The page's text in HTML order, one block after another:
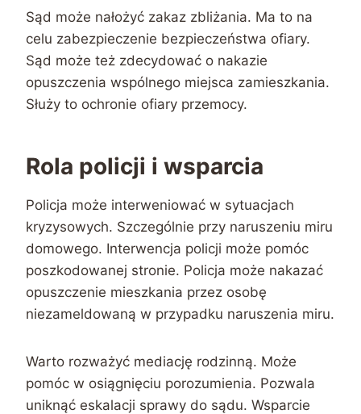
Sąd może nałożyć zakaz zbliżania. Ma to na
celu zabezpieczenie bezpieczeństwa ofiary.
Sąd może też zdecydować o nakazie
opuszczenia wspólnego miejsca zamieszkania.
Służy to ochronie ofiary przemocy.
Rola policji i wsparcia
Policja może interweniować w sytuacjach
kryzysowych. Szczególnie przy naruszeniu miru
domowego. Interwencja policji może pomóc
poszkodowanej stronie. Policja może nakazać
opuszczenie mieszkania przez osobę
niezameldowaną w przypadku naruszenia miru.
Warto rozważyć mediację rodzinną. Może
pomóc w osiągnięciu porozumienia. Pozwala
uniknąć eskalacji sprawy do sądu. Wsparcie